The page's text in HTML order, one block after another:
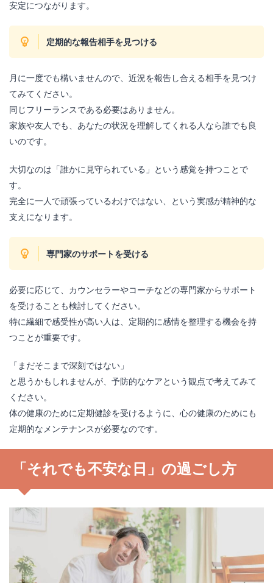
安定につながります。
定期的な報告相手を見つける
月に一度でも構いませんので、近況を報告し合える相手を見つけ
てみてください。
同じフリーランスである必要はありません。
家族や友人でも、あなたの状況を理解してくれる人なら誰でも良
いのです。
大切なのは「誰かに見守られている」という感覚を持つことで
す。
完全に一人で頑張っているわけではない、という実感が精神的な
支えになります。
専門家のサポートを受ける
必要に応じて、カウンセラーやコーチなどの専門家からサポート
を受けることも検討してください。
特に繊細で感受性が高い人は、定期的に感情を整理する機会を持
つことが重要です。
「まだそこまで深刻ではない」
と思うかもしれませんが、予防的なケアという観点で考えてみて
ください。
体の健康のために定期健診を受けるように、心の健康のためにも
定期的なメンテナンスが必要なのです。
「それでも不安な日」の過ごし方